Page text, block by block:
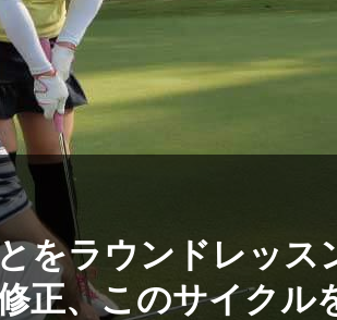
をラウンドレッス
正、このサイクル